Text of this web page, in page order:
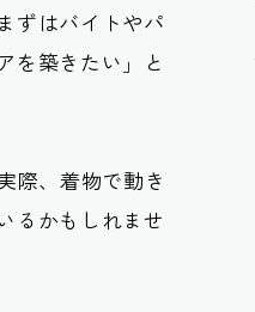
ずはバイトやパ
を築きたい」と
際、着物で動き
るかもしれませ